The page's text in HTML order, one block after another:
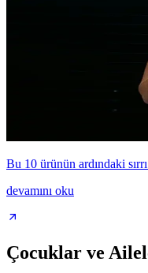
Bu 10 ürünün ardındaki
devamını oku
Çocuklar ve